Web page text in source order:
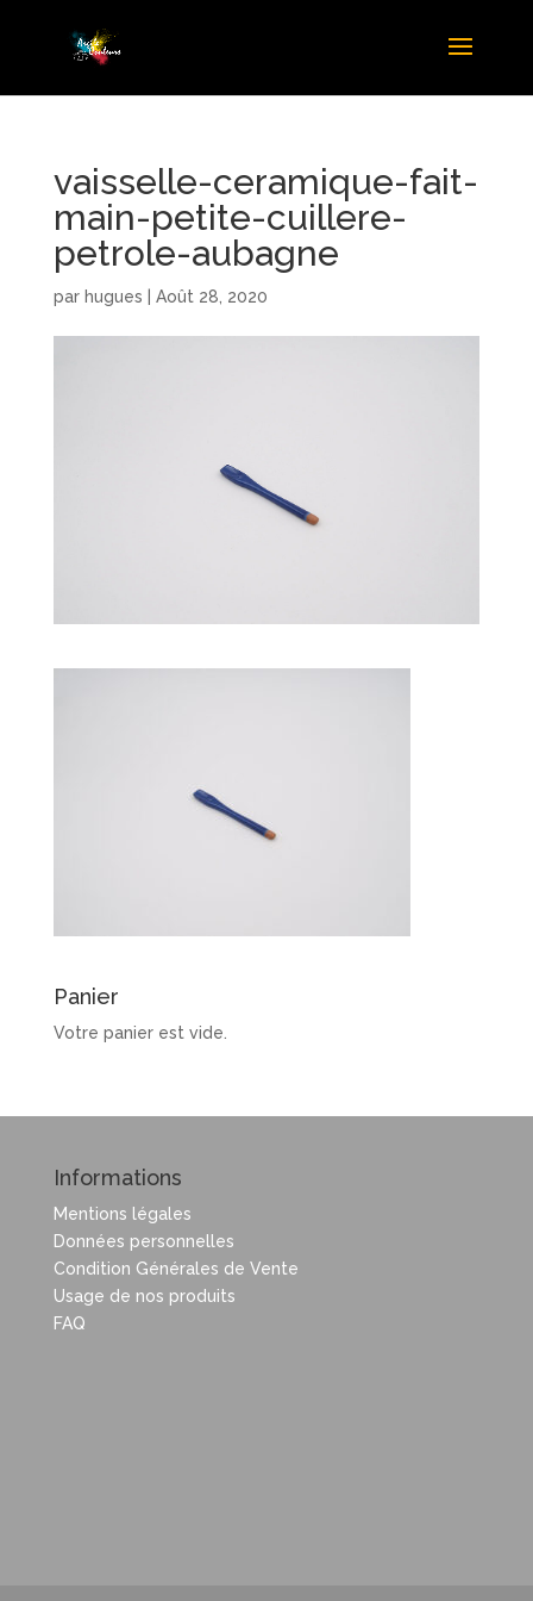
vaisselle-ceramique-fait-
main-petite-cuillere-
petrole-aubagne
par hugues Août 28, 2020
Panier
Votre panier est vide.
Informations
Mentions légales
Données personnelles
Condition Générales de Vente
Usage de nos produits
FAQ